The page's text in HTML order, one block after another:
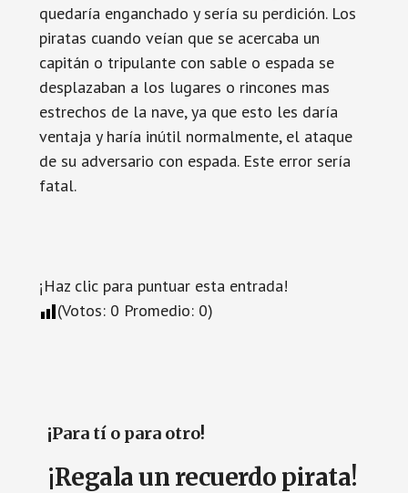
quedaría enganchado y sería su perdición. Los
piratas cuando veían que se acercaba un
capitán o tripulante con sable o espada se
desplazaban a los lugares o rincones mas
estrechos de la nave, ya que esto les daría
ventaja y haría inútil normalmente, el ataque
de su adversario con espada. Este error sería
fatal.
¡Haz clic para puntuar esta entrada!
(Votos: 0 Promedio: 0)
¡Para tí o para otro!
¡Regala un recuerdo pirata!